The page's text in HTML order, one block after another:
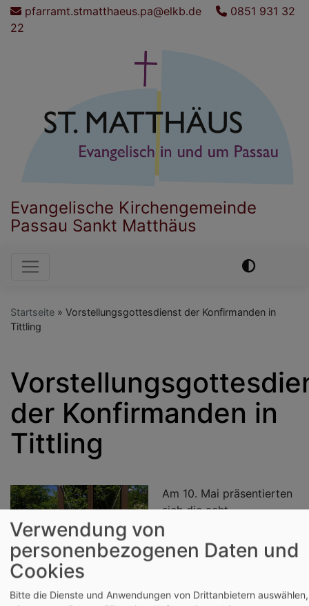
Direkt
zum
pfarramt.stmatthaeus.pa@elkb.de
0851 931 32
22
Evangelische Kirchengemeinde
Passau Sankt Matthäus
Hauptnavigation
Startseite
Vorstellungsgottesdienst der Konfirmanden in
Tittling
der Konfirmanden in
Tittling
Bildrechte Schenk
Am 10. Mai präsentierten
sich die acht
Konfirmanden aus dem
Sprengel
Tittling/Tiefenbach im
Gemeinde. Erfrischend
Verwendung von
personenbezogenen Daten und
Cookies
Bitte die Dienste und Anwendungen von Drittanbietern